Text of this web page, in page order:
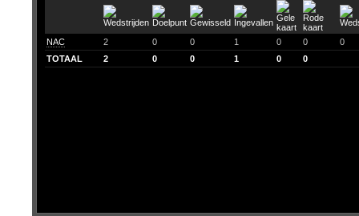
NAC 2 0 0 1 0 0
0
TOTAAL
2 0 0 1 0 0